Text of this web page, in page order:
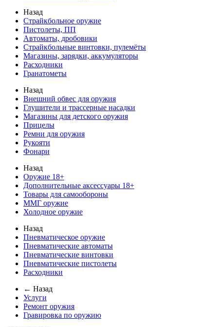
Назад
Страйкбольное оружие
Пистолеты, ПП
Автоматы, дробовики
Страйкбольные винтовки, пулемёты
Магазины, зарядки, аккумуляторы
Расходники
Гранатометы
Назад
Внешний обвес для оружия
Глушители и трассерные насадки
Магазины для детского оружия
Прицелы
Ремни для оружия
Рукояти
Фонари
Назад
Оружие 18+
Дополнительные аксессуары 18+
Товары для самообороны
ММГ оружие
Холодное оружие
Назад
Пневматическое оружие
Пневматические автоматы
Пневматические винтовки
Пневматические пистолеты
Расходники
← Назад
Услуги
Ремонт оружия
Гравировка по оружию